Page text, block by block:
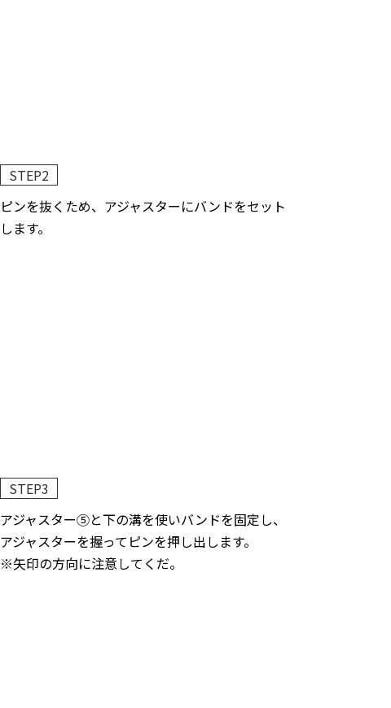
STEP2
ピンを抜くため、アジャスターにバンドをセット
します。
STEP3
アジャスター⑤と下の溝を使いバンドを固定し、
アジャスターを握ってピンを押し出します。
※矢印の方向に注意してくだ。